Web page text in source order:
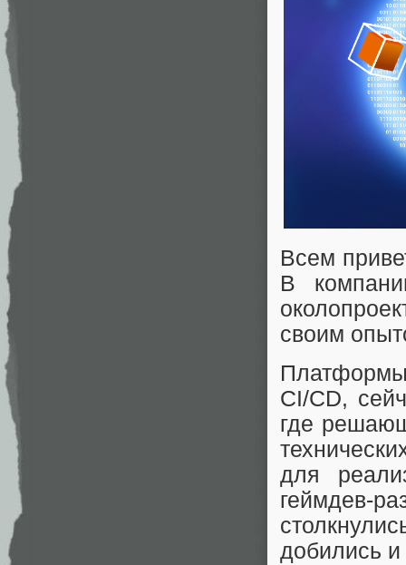
Всем
В
своим
CI/CD,
где
для
добились